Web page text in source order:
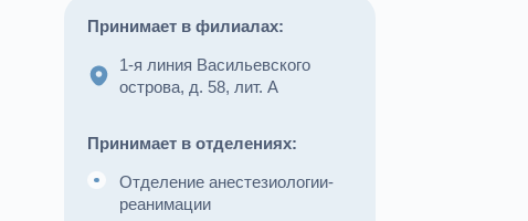
Принимает в филиалах:
1-я линия Васильевского
острова, д. 58, лит. А
Принимает в отделениях:
Отделение анестезиологии-
реанимации